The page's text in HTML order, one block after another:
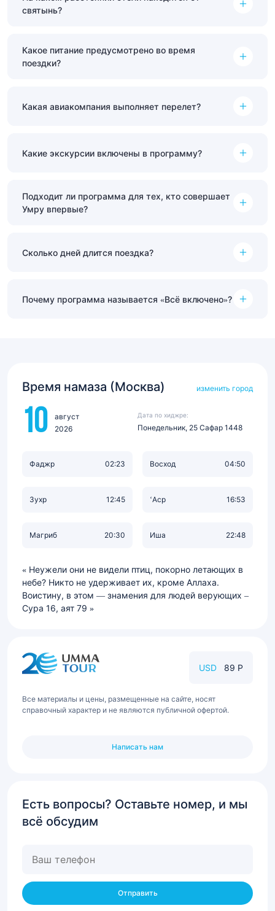
святынь?
Какое питание предусмотрено во время
поездки?
Какая авиакомпания выполняет перелет?
Какие экскурсии включены в программу?
Подходит ли программа для тех, кто совершает
Умру впервые?
Сколько дней длится поездка?
Почему программа называется «Всё включено»?
Время намаза (Москва) изменить город
10
август
2026
Дата по хиджре:
Понедельник, 25 Сафар 1448
Фаджр 02:23 Восход 04:50
Зухр 12:45 ‘Аср 16:53
Магриб 20:30 Иша 22:48
Неужели они не видели птиц, покорно летающих в
небе? Никто не удерживает их, кроме Аллаха.
Воистину, в этом — знамения для людей верующих –
Сура 16, аят 79
USD 89 Р
Все материалы и цены, размещенные на сайте, носят
справочный характер и не являются публичной офертой.
Написать нам
Есть вопросы? Оставьте номер, и мы
всё обсудим
телефон